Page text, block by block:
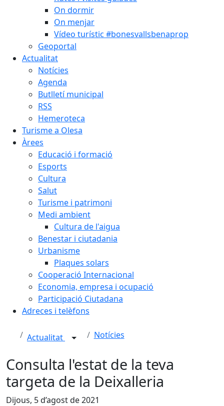
On dormir
On menjar
Vídeo turístic #bonesvallsbenaprop
Geoportal
Actualitat
Notícies
Agenda
Butlletí municipal
RSS
Hemeroteca
Turisme a Olesa
Àrees
Educació i formació
Esports
Cultura
Salut
Turisme i patrimoni
Medi ambient
Cultura de l'aigua
Benestar i ciutadania
Urbanisme
Plaques solars
Cooperació Internacional
Economia, empresa i ocupació
Participació Ciutadana
Adreces i telèfons
Actualitat Notícies
Consulta l'estat de la teva
targeta de la Deixalleria
Dijous, 5 d’agost de 2021